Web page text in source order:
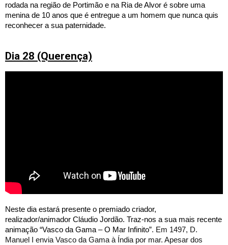
rodada na região de Portimão e na Ria de Alvor é sobre uma
menina de 10 anos que é entregue a um homem que nunca quis
reconhecer a sua paternidade.
Dia 28 (Querença)
Neste dia estará presente o premiado criador,
realizador/animador Cláudio Jordão. Traz-nos a sua mais recente
animação “Vasco da Gama – O Mar Infinito”. Em 1497, D.
Manuel I envia Vasco da Gama à Índia por mar. Apesar dos